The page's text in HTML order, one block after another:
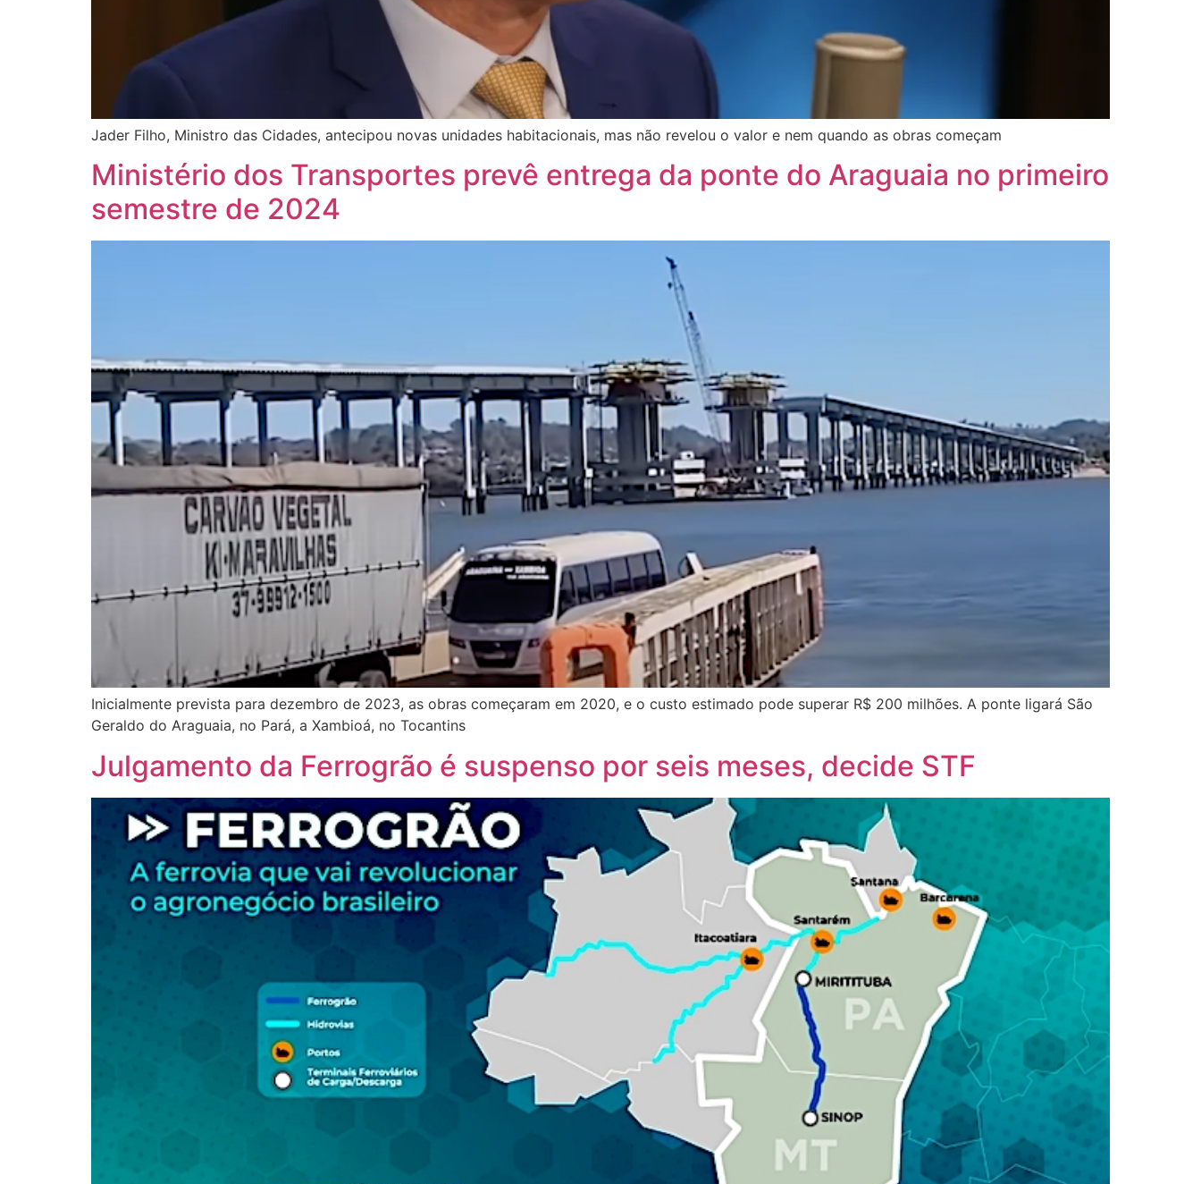
Jader Filho, Ministro das Cidades, antecipou novas unidades habitacionais, mas não revelou o valor e nem quando as obras começam
Ministério dos Transportes prevê entrega da ponte do Araguaia no primeiro
semestre de 2024
Inicialmente prevista para dezembro de 2023, as obras começaram em 2020, e o custo estimado pode superar R$ 200 milhões. A ponte ligará São
Geraldo do Araguaia, no Pará, a Xambioá, no Tocantins
Julgamento da Ferrogrão é suspenso por seis meses, decide STF